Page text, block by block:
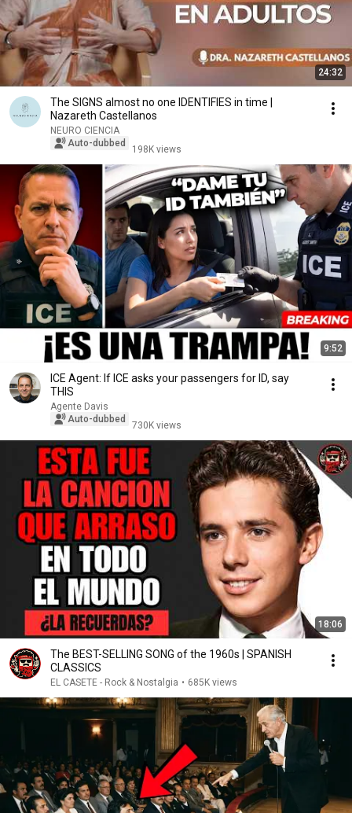
24:32
The SIGNS almost no one IDENTIFIES in time |
Nazareth Castellanos
NEURO CIENCIA
Auto-dubbed
198K views
9:52
ICE Agent: If ICE asks your passengers for ID, say
THIS
Agente Davis
Auto-dubbed
730K views
18:06
The BEST-SELLING SONG of the 1960s | SPANISH
CLASSICS
EL CASETE - Rock & Nostalgia • 685K views